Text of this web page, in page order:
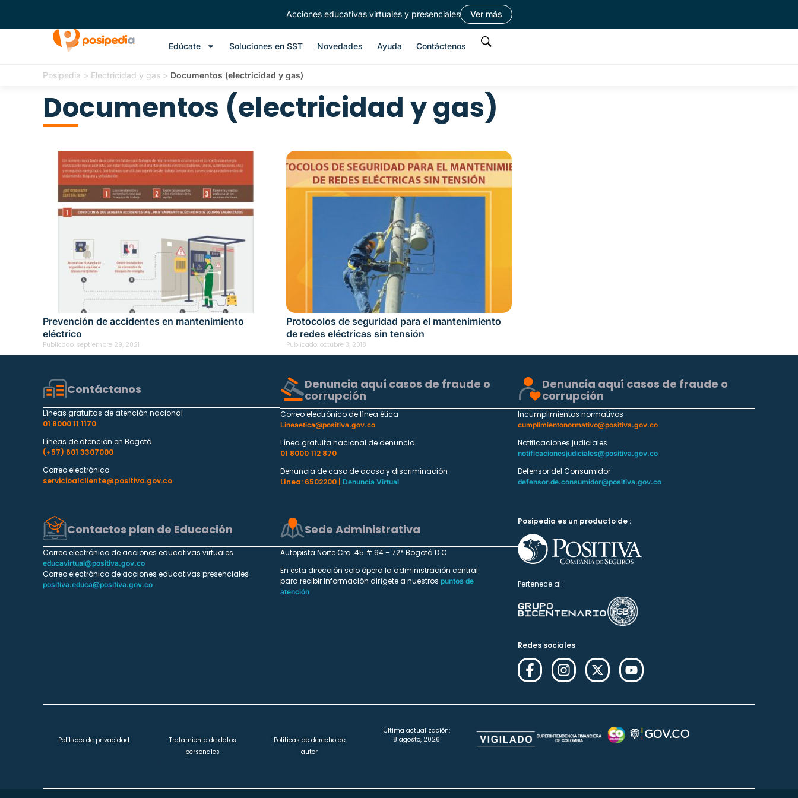
Acciones educativas virtuales y presenciales Ver más
Edúcate Soluciones en SST Novedades Ayuda Contáctenos
Posipedia > Electricidad y gas > Documentos (electricidad y gas)
Documentos (electricidad y gas)
Prevención de accidentes en mantenimiento
eléctrico
Publicado: septiembre 29, 2021
Protocolos de seguridad para el mantenimiento
de redes eléctricas sin tensión
Publicado: octubre 3, 2018
Contáctanos
Líneas gratuitas de atención nacional
01 8000 11 1170
Líneas de atención en Bogotá
(+57) 601 3307000
Correo electrónico
servicioalcliente@positiva.gov.co
Denuncia aquí casos de fraude o
corrupción
Correo electrónico de línea ética
Lineaetica@positiva.gov.co
Línea gratuita nacional de denuncia
01 8000 112 870
Denuncia de caso de acoso y discriminación
Línea: 6502200 |
Denuncia Virtual
Denuncia aquí casos de fraude o
corrupción
Incumplimientos normativos
cumplimientonormativo@positiva.gov.co
Notificaciones judiciales
notificacionesjudiciales@positiva.gov.co
Defensor del Consumidor
defensor.de.consumidor@positiva.gov.co
Contactos plan de Educación
Correo electrónico de acciones educativas virtuales
educavirtual@positiva.gov.co
Correo electrónico de acciones educativas presenciales
positiva.educa@positiva.gov.co
Sede Administrativa
Autopista Norte Cra. 45 # 94 – 72* Bogotá D.C
En esta dirección solo ópera la administración central
para recibir información dirígete a nuestros puntos de
atención
Posipedia es un producto de :
Pertenece al:
Redes sociales
Políticas de privacidad
Tratamiento de datos
personales
Políticas de derecho de
autor
Última actualización:
8 agosto, 2026